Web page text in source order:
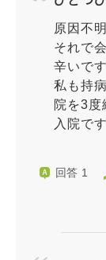
原因不
それで
辛いです
私も持
院を3度
入院で
回答 1